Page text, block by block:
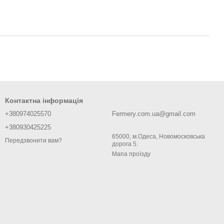
Контактна інформація
+380974025570
+380930425225
Передзвонити вам?
Fermery.com.ua@gmail.com
65000, м.Одеса, Новомосковська
дорога 5.
Мапа проїзду